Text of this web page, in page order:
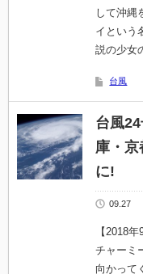
して沖縄
イという
説の少女
台風
台風
庫・
に!
09.27
【2018
チャーミ
向かって